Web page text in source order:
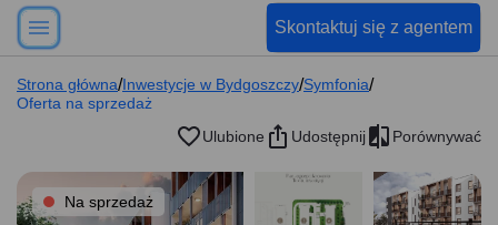
Skontaktuj się z agentem
Strona główna/Inwestycje w Bydgoszczy/Symfonia/
Oferta na sprzedaż
Ulubione
Udostępnij Porównywać
Na sprzedaż